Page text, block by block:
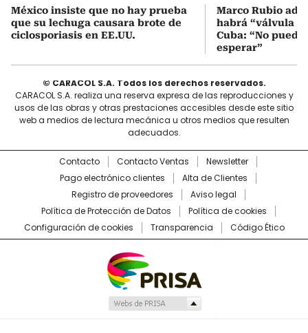
México insiste que no hay prueba
que su lechuga causara brote de
ciclosporiasis en EE.UU.
Marco Rubio
habrá “válvula
Cuba: “No
esperar”
© CARACOL S.A. Todos los derechos reservados.
CARACOL S.A. realiza una reserva expresa de las reproducciones y
usos de las obras y otras prestaciones accesibles desde este sitio
web a medios de lectura mecánica u otros medios que resulten
adecuados.
Contacto Contacto Ventas
Newsletter
Pago electrónico clientes
Alta de Clientes
Registro de proveedores
Aviso legal
Política de Protección de Datos
Política de cookies
Configuración de cookies
Transparencia Código Ético